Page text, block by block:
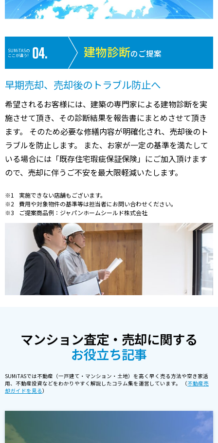
SUMiTASの
ここが違う!
建物診断のご提案
早期売却、売却後のトラブル防止へ
希望されるお客様には、建築の専門家による建物診断を実
施させて頂き、その診断結果を報告書にまとめさせて頂き
ます。 そのため必要な修繕内容が明確化され、売却後のト
ラブルを防止します。 また、お家が一定の基準を満たして
いる場合には「既存住宅瑕疵保証保険」にご加入頂けます
ので、売却に伴うご不安を最大限軽減いたします。
実施できない店舗もございます。
費用や対象物件の基準等は担当者にお問い合わせください。
ご提案商品例：ジャパンホームシールド株式会社
マンション査定・売却に関する
お役立ち記事
SUMiTASでは不動産（一戸建て・マンション・土地）を高く早く売る方法や空き家活
用、不動産投資などをわかりやすく解説したコラム集を運営しています。 （不動産売
却ガイドを見る）